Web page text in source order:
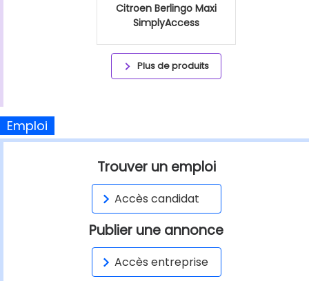
Citroen Berlingo Maxi
SimplyAccess
Plus de produits
Emploi
Trouver un emploi
Accès candidat
Publier une annonce
Accès entreprise